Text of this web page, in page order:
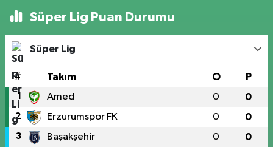
Süper Lig Puan Durumu
Süper Lig
# Takım O P
1 Amed 0 0
2 Erzurumspor FK 0 0
3 Başakşehir 0 0